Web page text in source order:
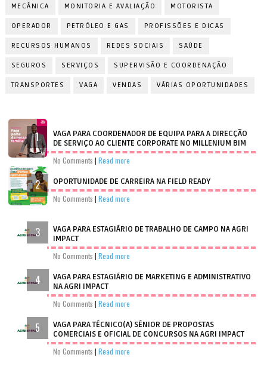
MECÂNICA MONITORIA E AVALIAÇÃO MOTORISTA
OPERADOR PETRÓLEO E GAS PROFISSÕES E DICAS
RECURSOS HUMANOS REDES SOCIAIS SAÚDE
SEGUROS SERVIÇOS SUPERVISÃO E COORDENAÇÃO
TRANSPORTES VAGA VENDAS VÁRIAS OPORTUNIDADES
VAGA PARA COORDENADOR DE EQUIPA PARA A DIRECÇÃO
DE SERVIÇO AO CLIENTE CORPORATE NO MILLENIUM BIM
No Comments | Read more
OPORTUNIDADE DE CARREIRA NA FIELD READY
No Comments | Read more
VAGA PARA ESTAGIÁRIO DE TRABALHO DE CAMPO NA AGRI
IMPACT
No Comments | Read more
VAGA PARA ESTAGIÁRIO DE MARKETING E ADMINISTRATIVO
NA AGRI IMPACT
No Comments | Read more
VAGA PARA TÉCNICO(A) SÉNIOR DE PROPOSTAS
COMERCIAIS E OFICIAL DE CONCURSOS NA AGRI IMPACT
No Comments | Read more